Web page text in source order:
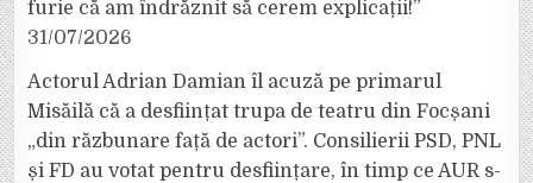
furie că am îndrăznit să cerem explicații!”
31/07/2026
Actorul Adrian Damian îl acuză pe primarul
Misăilă că a desființat trupa de teatru din Focșani
„din răzbunare față de actori”. Consilierii PSD, PNL
și FD au votat pentru desființare, în timp ce AUR s-